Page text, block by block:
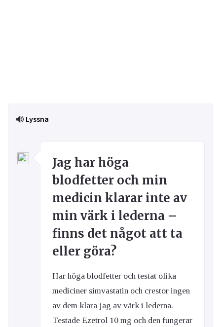
Lyssna
Jag har höga
blodfetter och min
medicin klarar inte av
min värk i lederna –
finns det något att ta
eller göra?
Har höga blodfetter och testat olika
mediciner simvastatin och crestor ingen
av dem klara jag av värk i lederna.
Testade Ezetrol 10 mg och den fungerar